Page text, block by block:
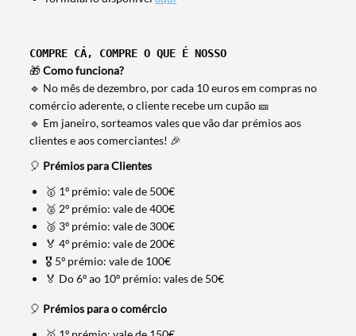
COMPRE CÁ, COMPRE O QUE É NOSSO
🎁Como funciona?
🔹 No mês de dezembro, por cada 10 euros em compras no
comércio aderente, o cliente recebe um cupão 🎫
🔹 Em janeiro, sorteamos vales que vão dar prémios aos
clientes e aos comerciantes! 🎉
🎈 Prémios para Clientes
🥇 1º prémio: vale de 500€
🥈 2º prémio: vale de 400€
🥉 3º prémio: vale de 300€
🏅 4º prémio: vale de 200€
🎖️ 5º prémio: vale de 100€
🏅 Do 6º ao 10º prémio: vales de 50€
🎈 Prémios para o comércio